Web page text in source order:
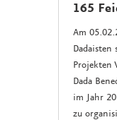
165
Am
Projekten
Dada
im Jahr
zu